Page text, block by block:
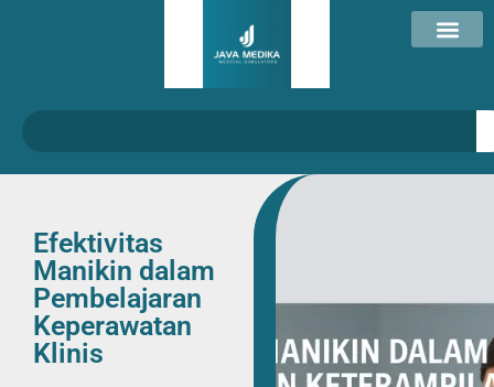
Efektivitas
Manikin dalam
Pembelajaran
Keperawatan
Klinis